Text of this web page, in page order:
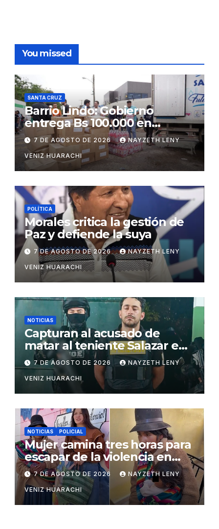
You missed
SANTA CRUZ
Barrio Lindo: Gobierno
entrega Bs 100.000 en
insumos para afectados
7 DE AGOSTO DE 2026 NAYZETH LENY
VENIZ HUARACHI
POLÍTICA
Morales critica la gestión de
Paz y defiende la suya
7 DE AGOSTO DE 2026 NAYZETH LENY
VENIZ HUARACHI
NOTICIAS
Capturan al acusado de
matar al teniente Salazar en
San Matías
7 DE AGOSTO DE 2026 NAYZETH LENY
VENIZ HUARACHI
NOTICIAS POLICIAL
Mujer camina tres horas para
escapar de la violencia en
Potosí
7 DE AGOSTO DE 2026 NAYZETH LENY
VENIZ HUARACHI